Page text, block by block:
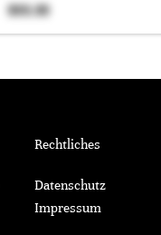
Rechtliches
Datenschutz
Impressum